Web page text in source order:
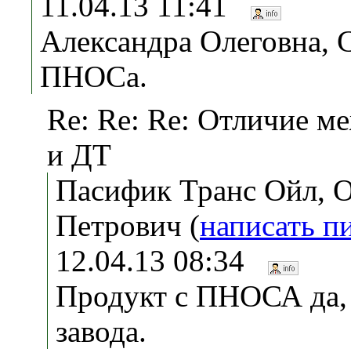
Александра Олеговна,
ПНОСа.
Re: Re: Re: Отличие
и ДТ
Пасифик Транс Ойл,
Петрович (написать
12.04.13 08:34
Продукт с ПНОСА да,
завода.